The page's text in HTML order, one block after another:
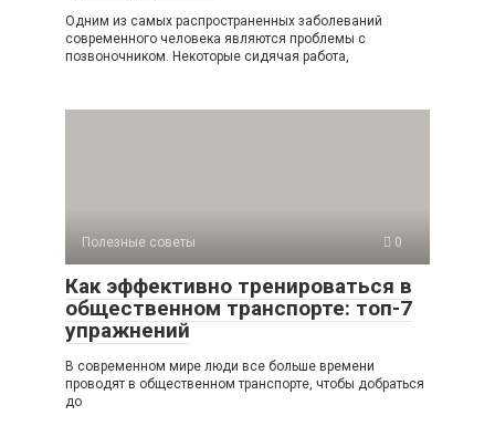
Одним из самых распространенных заболеваний
современного человека являются проблемы с
позвоночником. Некоторые сидячая работа,
Полезные советы 0
Как эффективно тренироваться в
общественном транспорте: топ-7
упражнений
В современном мире люди все больше времени
проводят в общественном транспорте, чтобы добраться
до